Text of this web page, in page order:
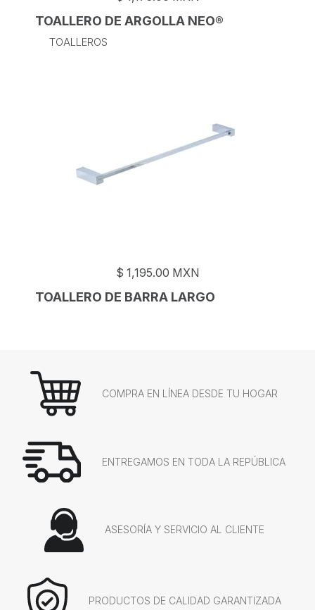
TOALLERO DE ARGOLLA NEO®
TOALLEROS
$ 1,195.00 MXN
TOALLERO DE BARRA LARGO
COMPRA EN LÍNEA DESDE TU HOGAR
ENTREGAMOS EN TODA LA REPÚBLICA
ASESORÍA Y SERVICIO AL CLIENTE
PRODUCTOS DE CALIDAD GARANTIZADA